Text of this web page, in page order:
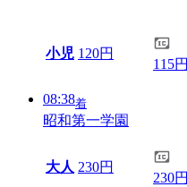
小児 120円
115円
08:38着
昭和第一学園
大人 230円
230円